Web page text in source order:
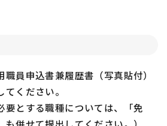
員申込書兼履歴書（写真貼付）
ください。
とする職種については、「免